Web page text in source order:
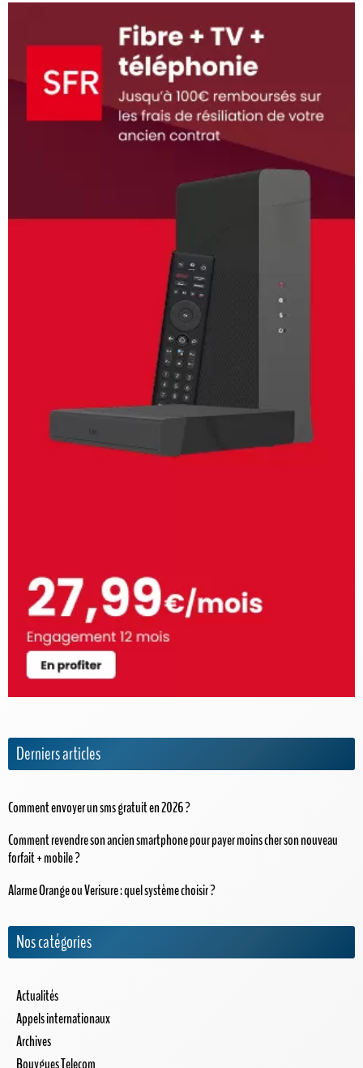
Derniers articles
Comment envoyer un sms gratuit en 2026 ?
Comment revendre son ancien smartphone pour payer moins cher son nouveau
forfait + mobile ?
Alarme Orange ou Verisure : quel système choisir ?
Nos catégories
Actualités
Appels internationaux
Archives
Bouygues Telecom